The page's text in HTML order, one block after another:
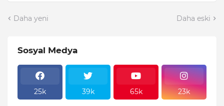
Daha yeni Daha eski
Sosyal Medya
25k 39k 65k 23k